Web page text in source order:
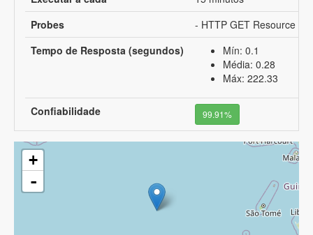
Probes
- HTTP GET Resource
Tempo de Resposta (segundos)
Mín: 0.1
Média: 0.28
Máx: 222.33
Confiabilidade 99.91%
+
-